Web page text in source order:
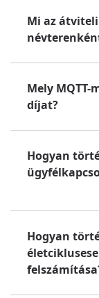
Mi az
Mely
díjat?
Hogyan
Hogyan